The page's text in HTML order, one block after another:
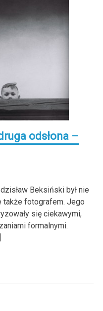
odsłona –
Beksiński był nie
także fotografem. Jego
się ciekawymi,
formalnymi.